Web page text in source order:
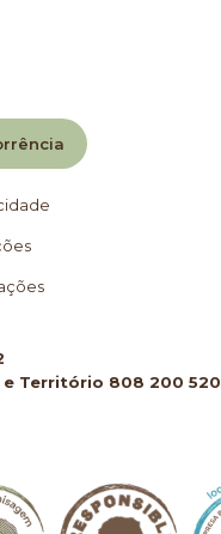
e Território 808 200 520